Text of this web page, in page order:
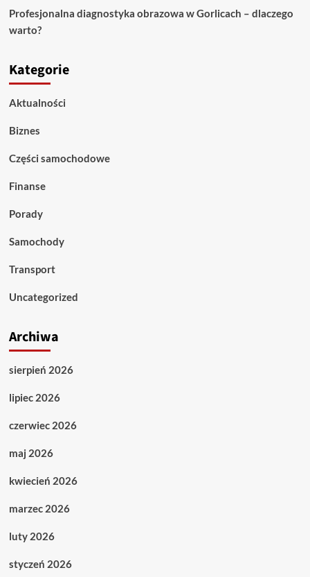
Profesjonalna diagnostyka obrazowa w Gorlicach – dlaczego
warto?
Kategorie
Aktualności
Biznes
Części samochodowe
Finanse
Porady
Samochody
Transport
Uncategorized
Archiwa
sierpień 2026
lipiec 2026
czerwiec 2026
maj 2026
kwiecień 2026
marzec 2026
luty 2026
styczeń 2026